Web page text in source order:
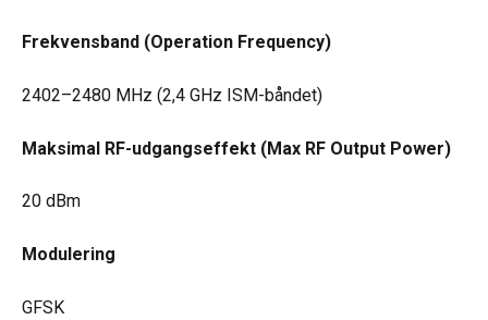
Frekvensband (Operation Frequency)
2402–2480 MHz (2,4 GHz ISM-båndet)
Maksimal RF-udgangseffekt (Max RF Output Power)
20 dBm
Modulering
GFSK